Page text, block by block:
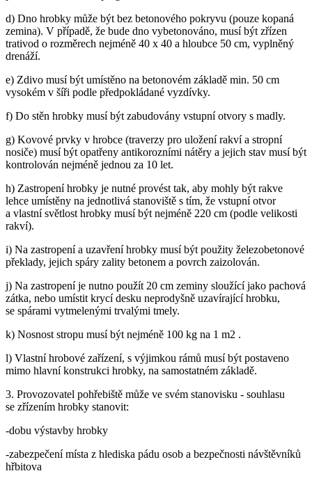
d) Dno hrobky může být bez betonového pokryvu (pouze kopaná
zemina). V případě, že bude dno vybetonováno, musí být zřízen
trativod o rozměrech nejméně 40 x 40 a hloubce 50 cm, vyplněný
drenáží.
e) Zdivo musí být umístěno na betonovém základě min. 50 cm
vysokém v šíři podle předpokládané vyzdívky.
f) Do stěn hrobky musí být zabudovány vstupní otvory s madly.
g) Kovové prvky v hrobce (traverzy pro uložení rakví a stropní
nosiče) musí být opatřeny antikorozními nátěry a jejich stav musí být
kontrolován nejméně jednou za 10 let.
h) Zastropení hrobky je nutné provést tak, aby mohly být rakve
lehce umístěny na jednotlivá stanoviště s tím, že vstupní otvor
a vlastní světlost hrobky musí být nejméně 220 cm (podle velikosti
rakví).
i) Na zastropení a uzavření hrobky musí být použity železobetonové
překlady, jejich spáry zality betonem a povrch zaizolován.
j) Na zastropení je nutno použít 20 cm zeminy sloužící jako pachová
zátka, nebo umístit krycí desku neprodyšně uzavírající hrobku,
se spárami vytmelenými trvalými tmely.
k) Nosnost stropu musí být nejméně 100 kg na 1 m2 .
l) Vlastní hrobové zařízení, s výjimkou rámů musí být postaveno
mimo hlavní konstrukci hrobky, na samostatném základě.
3. Provozovatel pohřebiště může ve svém stanovisku - souhlasu
se zřízením hrobky stanovit:
-dobu výstavby hrobky
-zabezpečení místa z hlediska pádu osob a bezpečnosti návštěvníků
hřbitova